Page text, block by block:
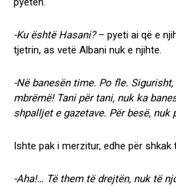
-Ku është Hasani?– pyeti ai që e
tjetrin, as vetë Albani nuk e njihte.
-Në banesën time. Po fle.
mbrëmë! Tani për tani, nuk ka
shpalljet e gazetave. Për besë, nuk
Ishte pak i merzitur, edhe për
-Aha!… Të them të drejtën, nuk të